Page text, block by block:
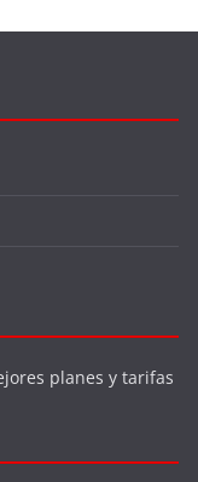
planes y tarifas